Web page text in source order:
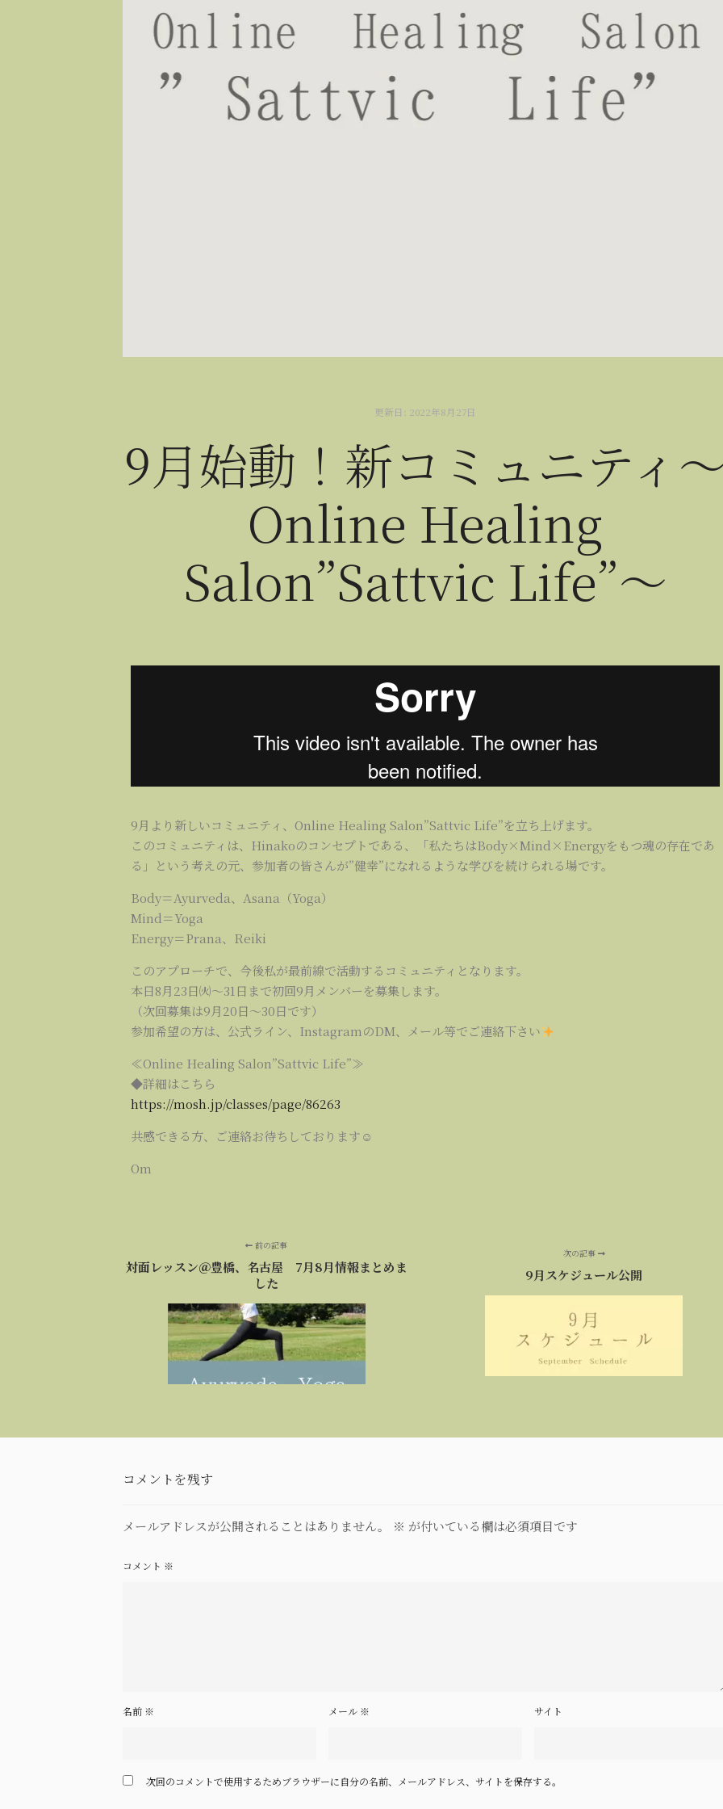
更新日: 2022年8月27日
9月始動！新コミュニティ
Online Healing
Salon”Sattvic Life”～
9月より新しいコミュニティ、Online Healing Salon”Sattvic Life”を立ち上げます。
このコミュニティは、Hinakoのコンセプトである、「私たちはBody×Mind×Energyをもつ魂の存在であ
る」という考えの元、参加者の皆さんが”健幸”になれるような学びを続けられる場です。
Body＝Ayurveda、Asana（Yoga）
Mind＝Yoga
Energy＝Prana、Reiki
このアプローチで、今後私が最前線で活動するコミュニティとなります。
本日8月23日㈫～31日まで初回9月メンバーを募集します。
（次回募集は9月20日～30日です）
参加希望の方は、公式ライン、InstagramのDM、メール等でご連絡下さい
≪Online Healing Salon”Sattvic Life”≫
◆詳細はこちら
https://mosh.jp/classes/page/86263
共感できる方、ご連絡お待ちしております☺
Om
前の記事
対面レッスン＠豊橋、名古屋 7月8月情報まとめま
した
次の記事
9月スケジュール公開
コメントを残す
メールアドレスが公開されることはありません。 ※ が付いている欄は必須項目です
コメント ※
名前 ※ メール ※ サイト
次回のコメントで使用するためブラウザーに自分の名前、メールアドレス、サイトを保存する。